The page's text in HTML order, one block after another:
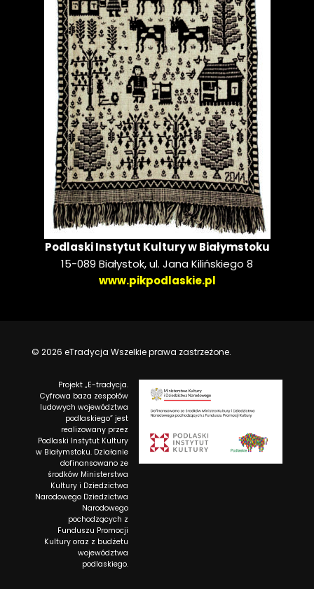
Podlaski Instytut Kultury w Białymstoku
15-089 Białystok, ul. Jana Kilińskiego 8
www.pikpodlaskie.pl
© 2026 eTradycja Wszelkie prawa zastrzeżone.
Projekt „E-tradycja.
Cyfrowa baza zespołów
ludowych województwa
podlaskiego” jest
realizowany przez
Podlaski Instytut Kultury
w Białymstoku. Działanie
dofinansowano ze
środków Ministerstwa
Kultury i Dziedzictwa
Narodowego Dziedzictwa
Narodowego
pochodzących z
Funduszu Promocji
Kultury oraz z budżetu
województwa
podlaskiego.